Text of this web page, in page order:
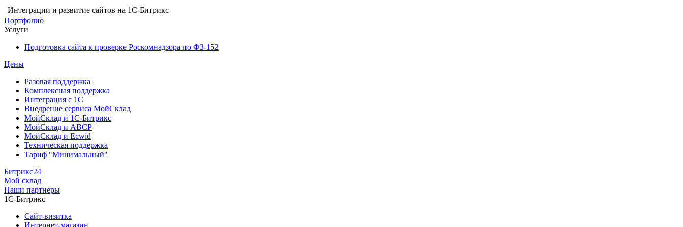
Интеграции и развитие сайтов на 1С-Битрикс
Портфолио
Услуги
Подготовка сайта к проверке Роскомнадзора по ФЗ-152
Цены
Разовая поддержка
Комплексная поддержка
Интеграция с 1С
Внедрение сервиса МойСклад
МойСклад и 1С-Битрикс
МойСклад и ABCP
МойСклад и Ecwid
Техническая поддержка
Тариф "Минимальный"
Битрикс24
Мой склад
Наши партнеры
1С-Битрикс
Сайт-визитка
Интернет-магазин